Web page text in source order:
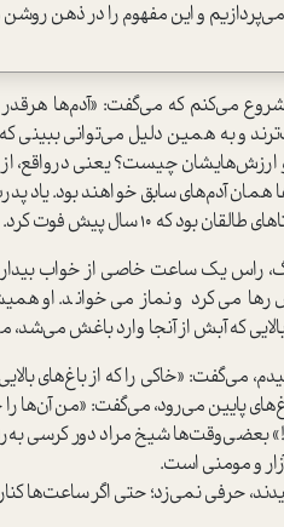
می‌پردازیم و این مفهوم را در ذهن
می‌کنم که می‌گفت: «آدم‌ها هرقدر
و به همین دلیل می‌توانی ببینی
آدم‌های سابق خواهند بود. یاد
که 10 سال پیش فوت کرد.
راس یک ساعت خاصی از
می‌کرد و نماز می‌خواند. او
که آبش از آنجا وارد باغش
می‌گفت‌: «خاکی را که از باغ‌های بالایی
پایین می‌رود، می‌گفت‌: «من آن‌ها را
بعضی‌وقت‌ها شیخ مراد دور
و مومنی ا‌ست.
حرفی نمی‌‌زد؛ حتی اگر ساعت‌ها